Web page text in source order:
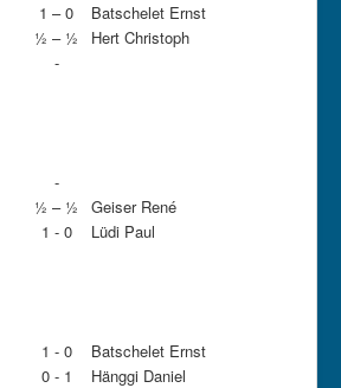
1 – 0
Batschelet Ernst
½ – ½
Hert Christoph
-
-
½ – ½
Geiser René
1 - 0 Lüdi Paul
1 - 0
Batschelet Ernst
0 - 1
Hänggi Daniel